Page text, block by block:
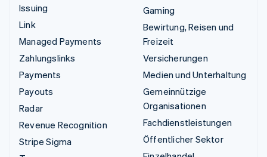
Issuing
Link
Managed Payments
Zahlungslinks
Payments
Payouts
Radar
Revenue Recognition
Stripe Sigma
Gaming
Bewirtung, Reisen und
Freizeit
Versicherungen
Medien und Unterhaltung
Gemeinnützige
Organisationen
Fachdienstleistungen
Öffentlicher Sektor